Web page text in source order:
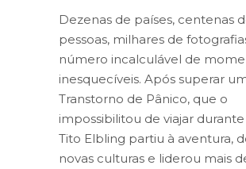
Dezenas de países, centenas
pessoas, milhares de
número incalculável de
inesquecíveis. Após superar
Transtorno de Pânico, que o
impossibilitou de viajar durante
Tito Elbling partiu à aventura,
novas culturas e liderou mais